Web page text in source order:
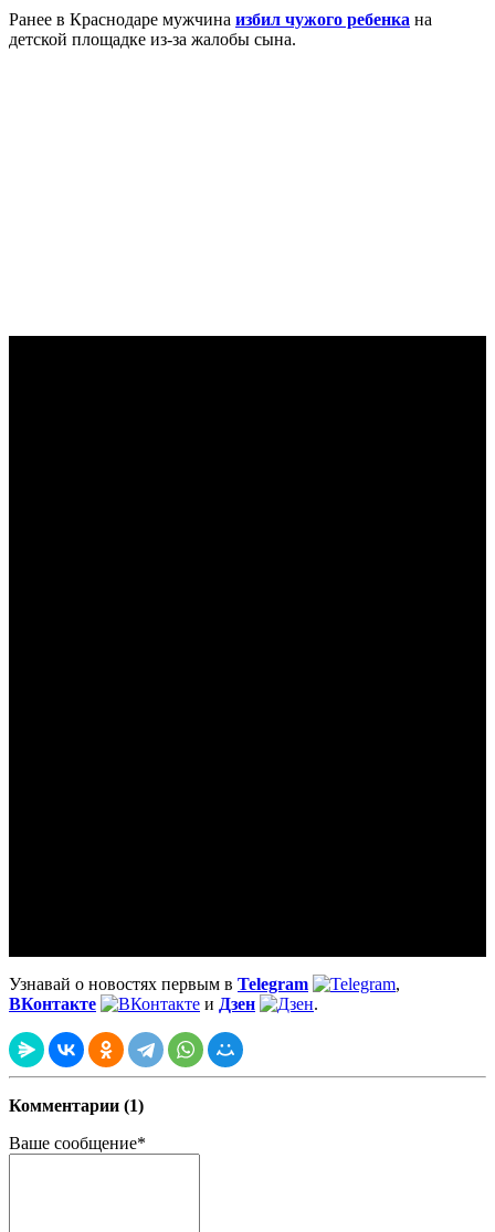
Ранее в Краснодаре мужчина избил чужого ребенка на
детской площадке из-за жалобы сына.
Узнавай о новостях первым в Telegram
,
ВКонтакте
и Дзен .
Комментарии (1)
Ваше сообщение*